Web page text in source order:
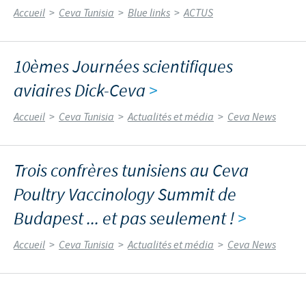
Accueil > Ceva Tunisia > Blue links > ACTUS
10èmes Journées scientifiques
aviaires Dick-Ceva >
Accueil > Ceva Tunisia > Actualités et média > Ceva News
Trois confrères tunisiens au Ceva
Poultry Vaccinology Summit de
Budapest ... et pas seulement !>
Accueil > Ceva Tunisia > Actualités et média > Ceva News